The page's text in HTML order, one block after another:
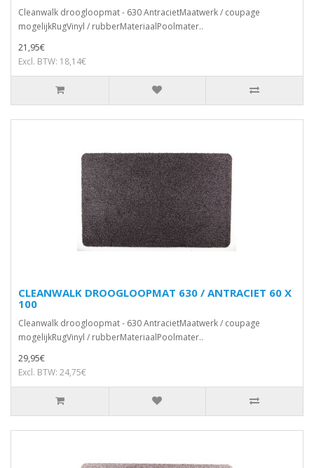
Cleanwalk droogloopmat - 630 AntracietMaatwerk / coupage
mogelijkRugVinyl / rubberMateriaalPoolmater..
21,95€
Excl. BTW: 18,14€
CLEANWALK DROOGLOOPMAT 630 / ANTRACIET 60 X
100
Cleanwalk droogloopmat - 630 AntracietMaatwerk / coupage
mogelijkRugVinyl / rubberMateriaalPoolmater..
29,95€
Excl. BTW: 24,75€